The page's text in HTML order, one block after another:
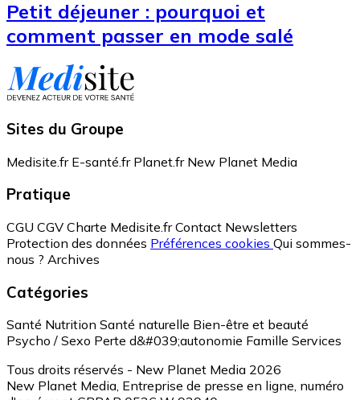
Petit déjeuner : pourquoi et
comment passer en mode salé
Sites du Groupe
Medisite.fr E-santé.fr Planet.fr New Planet Media
Pratique
CGU CGV Charte Medisite.fr Contact Newsletters
Protection des données Préférences cookies Qui sommes-
nous ? Archives
Catégories
Santé Nutrition Santé naturelle Bien-être et beauté
Psycho / Sexo Perte d&#039;autonomie Famille Services
Tous droits réservés - New Planet Media 2026
New Planet Media, Entreprise de presse en ligne, numéro